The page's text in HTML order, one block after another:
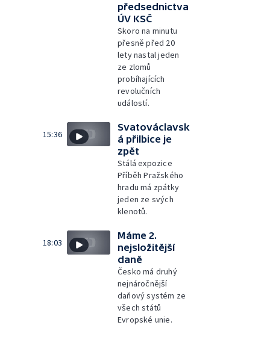
předsednictva
ÚV KSČ
Skoro na minutu
přesně před 20
lety nastal jeden
ze zlomů
probíhajících
revolučních
událostí.
15:36
Svatováclavsk
á přilbice je
zpět
Stálá expozice
Příběh Pražského
hradu má zpátky
jeden ze svých
klenotů.
18:03
Máme 2.
nejsložitější
daně
Česko má druhý
nejnáročnější
daňový systém ze
všech států
Evropské unie.